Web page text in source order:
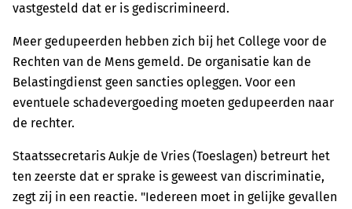
vastgesteld dat er is gediscrimineerd.
Meer gedupeerden hebben zich bij het College voor de
Rechten van de Mens gemeld. De organisatie kan de
Belastingdienst geen sancties opleggen. Voor een
eventuele schadevergoeding moeten gedupeerden naar
de rechter.
Staatssecretaris Aukje de Vries (Toeslagen) betreurt het
ten zeerste dat er sprake is geweest van discriminatie,
zegt zij in een reactie. "Iedereen moet in gelijke gevallen